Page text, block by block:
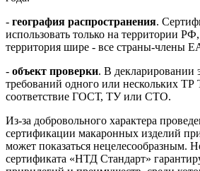
- география распространения.
использовать только на территории
территория шире - все страны-члены
- объект проверки. В декларировании
требований одного или нескольких
соответствие ГОСТ, ТУ или СТО.
Из-за добровольного характера
сертификации макаронных изделий
может показаться нецелесообразным.
сертификата «НТД Стандарт»